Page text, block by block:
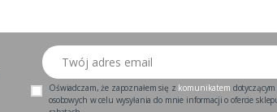
Twój adres email
Oświadczam, że zapoznałem się z komunikatem
osobowych w celu wysyłania do mnie informacji o ofercie